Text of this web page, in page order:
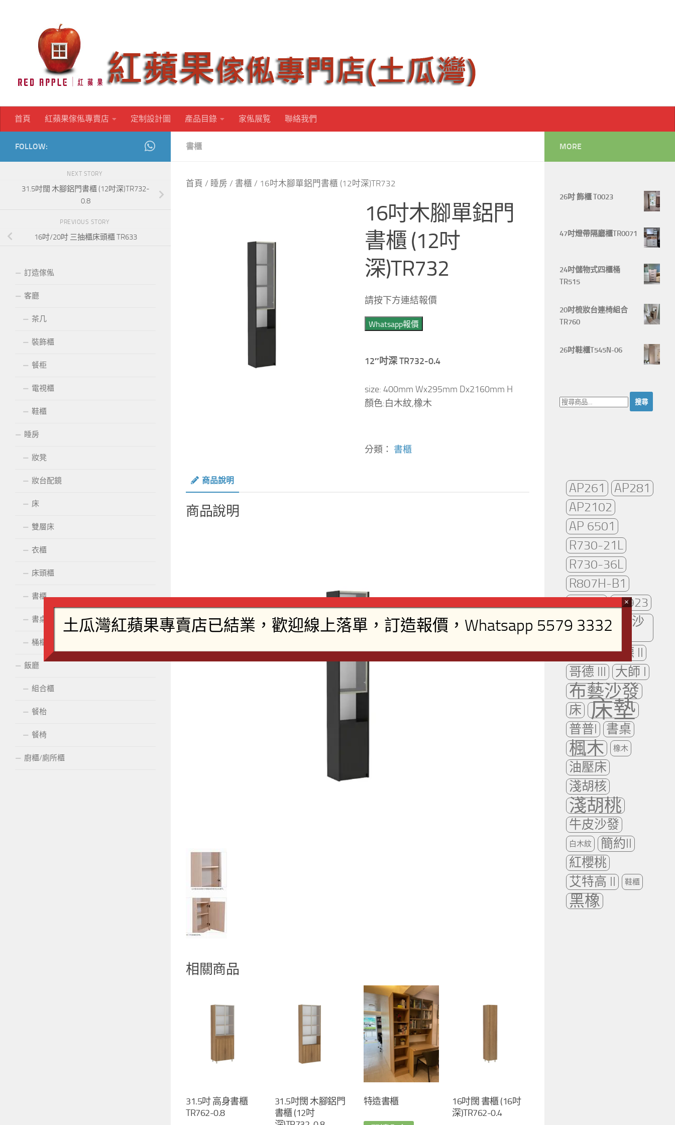
首頁 紅蘋果傢俬專賣店 定制設計圖 產品目錄 家俬展覧 聯絡我們
書櫃
首頁 / 睡房 / 書櫃 / 16吋木腳單鋁門書櫃 (12吋深)TR732
16吋木腳單鋁門
書櫃 (12吋
深)TR732
請按下方連結報價
Whatsapp報價
12″吋深 TR732-0.4
size: 400mm Wx295mm Dx2160mm H
顏色:白木紋,橡木
分類： 書櫃
商品說明
商品說明
相關商品
31.5吋 高身書櫃
TR762-0.8
31.5吋闊 木腳鋁門
書櫃 (12吋
特造書櫃
16吋闊 書櫃 (16吋
深)TR762-0.4
FOLLOW:
NEXT STORY
31.5吋闊 木腳鋁門書櫃 (12吋深)TR732-
0.8
PREVIOUS STORY
16吋/20吋 三抽櫃床頭櫃 TR633
訂造傢俬
客廳
茶几
裝飾櫃
餐柜
電視櫃
鞋櫃
睡房
妝凳
妝台配鏡
床
雙層床
衣櫃
床頭櫃
書櫃
書桌
桶櫃
飯廳
組合櫃
餐枱
餐椅
廚櫃/廁所櫃
MORE
26吋 飾櫃 T0023
47吋燈帶隔廳櫃TR0071
24吋儲物式四櫃桶
TR515
20吋梳妝台連椅組合
TR760
26吋鞋櫃T545N-06
搜
尋：
AP261
AP281
AP2102
AP 6501
R730-21L
R730-36L
R807H-B1
TR923
可拆洗布藝沙
發
哥德 I
哥德 II
哥德 III
大師 I
布藝沙發
床 床墊
普普I 書桌
楓木 橡木
油壓床
淺胡核
淺胡桃
牛皮沙發
白木紋
簡約II
紅櫻桃
艾特高 II
鞋櫃
黑橡